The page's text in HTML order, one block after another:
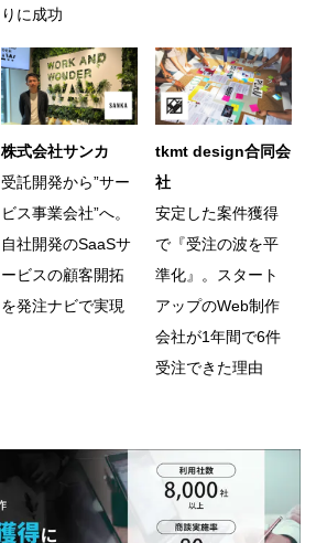
りに成功
株式会社サンカ
受託開発から”サー
ビス事業会社”へ。
自社開発のSaaSサ
ービスの顧客開拓
を発注ナビで実現
tkmt design合同会
社
安定した案件獲得
で『受注の波を平
準化』。スタート
アップのWeb制作
会社が1年間で6件
受注できた理由